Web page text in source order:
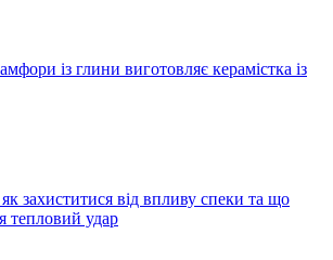
із глини виготовляє керамістка із
захиститися від впливу спеки та що
тепловий удар